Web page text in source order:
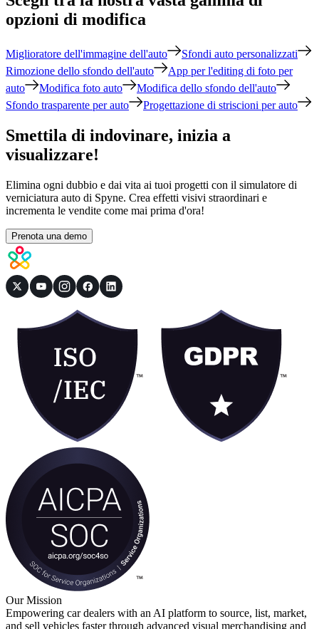
opzioni di modifica
Miglioratore dell'immagine dell'auto
Sfondi auto personalizzati
Rimozione dello sfondo dell'auto
App per l'editing di foto per
auto
Modifica foto auto
Modifica dello sfondo dell'auto
Sfondo trasparente per auto
Progettazione di striscioni per auto
Smettila di indovinare, inizia a
visualizzare!
Elimina ogni dubbio e dai vita ai tuoi progetti con il simulatore di
verniciatura auto di Spyne. Crea effetti visivi straordinari e
incrementa le vendite come mai prima d'ora!
Prenota una demo
Our Mission
Empowering car dealers with an AI platform to source, list, market,
and sell vehicles faster through advanced visual merchandising and